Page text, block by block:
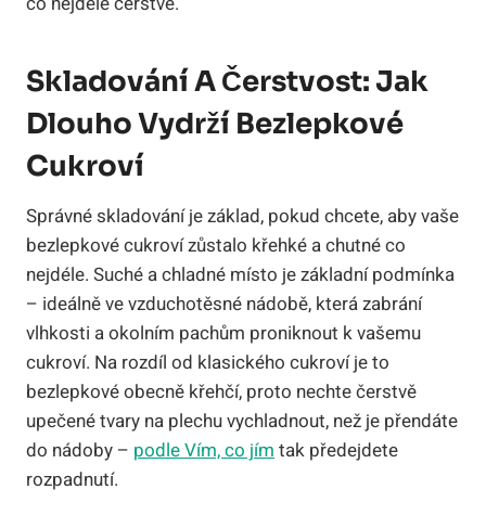
Skladování A Čerstvost: Jak
Dlouho Vydrží Bezlepkové
Cukroví
Správné skladování je základ, pokud chcete, aby vaše
bezlepkové cukroví zůstalo křehké a chutné co
nejdéle. Suché a chladné místo je základní podmínka
– ideálně ve vzduchotěsné nádobě, která zabrání
vlhkosti a okolním pachům proniknout k vašemu
cukroví. Na rozdíl od klasického cukroví je to
bezlepkové obecně křehčí, proto nechte čerstvě
upečené tvary na plechu vychladnout, než je přendáte
do nádoby – podle Vím, co jím tak předejdete
rozpadnutí.